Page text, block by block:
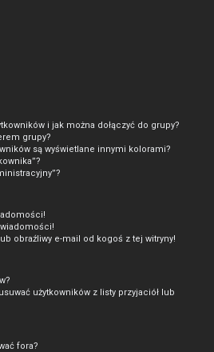
i jak można dołączyć do grupy?
grupy?
są wyświetlane innymi kolorami?
obraźliwy e-mail od kogoś z tej witryny!
użytkowników z listy przyjaciół lub
fora?